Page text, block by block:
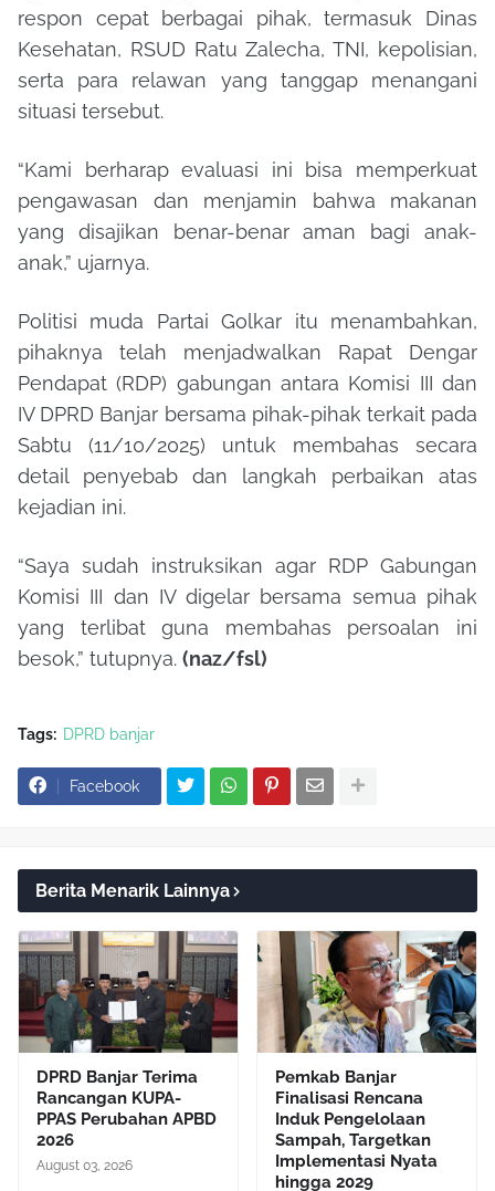
respon cepat berbagai pihak, termasuk Dinas
Kesehatan, RSUD Ratu Zalecha, TNI, kepolisian,
serta para relawan yang tanggap menangani
situasi tersebut.
“Kami berharap evaluasi ini bisa memperkuat
pengawasan dan menjamin bahwa makanan
yang disajikan benar-benar aman bagi anak-
anak,” ujarnya.
Politisi muda Partai Golkar itu menambahkan,
pihaknya telah menjadwalkan Rapat Dengar
Pendapat (RDP) gabungan antara Komisi III dan
IV DPRD Banjar bersama pihak-pihak terkait pada
Sabtu (11/10/2025) untuk membahas secara
detail penyebab dan langkah perbaikan atas
kejadian ini.
“Saya sudah instruksikan agar RDP Gabungan
Komisi III dan IV digelar bersama semua pihak
yang terlibat guna membahas persoalan ini
besok,” tutupnya. (naz/fsl)
Tags: DPRD banjar
Facebook
Berita Menarik Lainnya
DPRD Banjar Terima
Rancangan KUPA-
PPAS Perubahan APBD
2026
August 03, 2026
Pemkab Banjar
Finalisasi Rencana
Induk Pengelolaan
Sampah, Targetkan
Implementasi Nyata
hingga 2029